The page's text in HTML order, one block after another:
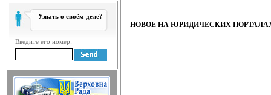
Узнать о своём деле?
Введите его номер:
17 березня 2014 року відбулося
НОВОЕ НА ЮРИДИЧЕСКИХ